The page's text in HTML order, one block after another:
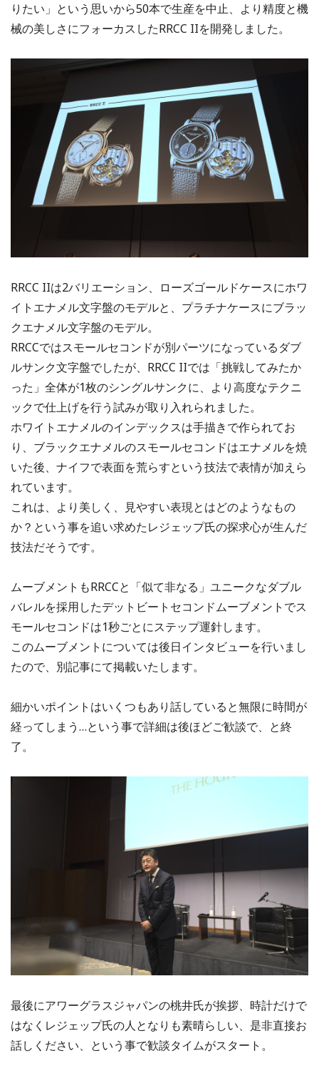
りたい」という思いから50本で生産を中止、より精度と機
械の美しさにフォーカスしたRRCC IIを開発しました。
RRCC IIは2バリエーション、ローズゴールドケースにホワ
イトエナメル文字盤のモデルと、プラチナケースにブラッ
クエナメル文字盤のモデル。
RRCCではスモールセコンドが別パーツになっているダブ
ルサンク文字盤でしたが、RRCC IIでは「挑戦してみたか
った」全体が1枚のシングルサンクに、より高度なテクニ
ックで仕上げを行う試みが取り入れられました。
ホワイトエナメルのインデックスは手描きで作られてお
り、ブラックエナメルのスモールセコンドはエナメルを焼
いた後、ナイフで表面を荒らすという技法で表情が加えら
れています。
これは、より美しく、見やすい表現とはどのようなもの
か？という事を追い求めたレジェップ氏の探求心が生んだ
技法だそうです。
ムーブメントもRRCCと「似て非なる」ユニークなダブル
バレルを採用したデットビートセコンドムーブメントでス
モールセコンドは1秒ごとにステップ運針します。
このムーブメントについては後日インタビューを行いまし
たので、別記事にて掲載いたします。
細かいポイントはいくつもあり話していると無限に時間が
経ってしまう…という事で詳細は後ほどご歓談で、と終
了。
最後にアワーグラスジャパンの桃井氏が挨拶、時計だけで
はなくレジェップ氏の人となりも素晴らしい、是非直接お
話しください、という事で歓談タイムがスタート。